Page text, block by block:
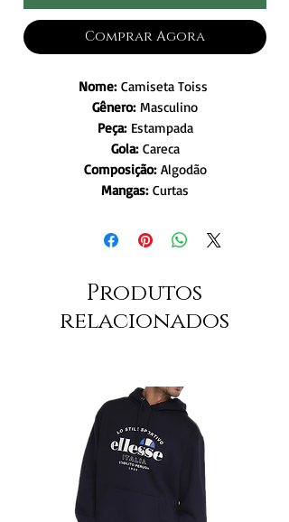
Comprar Agora
Nome:Camiseta Toiss
Gênero:Masculino
Peça:Estampada
Gola:Careca
Composição:Algodão
Mangas:Curtas
Produtos
relacionados